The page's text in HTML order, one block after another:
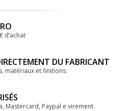
d’achat
DU FABRICANT
matériaux et finitions.
Mastercard, Paypal e virement.